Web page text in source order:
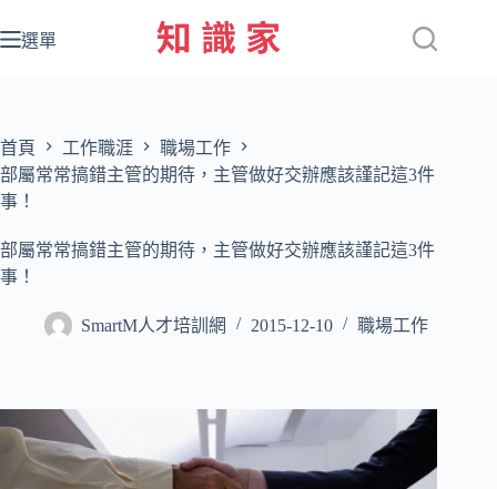
至
容
選單
首頁 工作職涯
職場工作
部屬常常搞錯主管的期待，主管做好交辦應該謹記這3件
事！
部屬常常搞錯主管的期待，主管做好交辦應該謹記這3件
事！
SmartM人才培訓網 2015-12-10 職場工作